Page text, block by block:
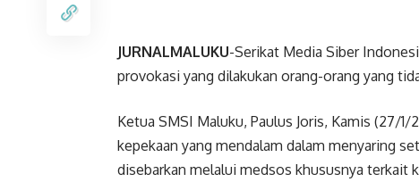
JURNALMALUKU-Serikat Media Siber
provokasi yang dilakukan orang-orang yang
Ketua SMSI Maluku, Paulus Joris, Kamis (27/
kepekaan yang mendalam dalam menyaring
disebarkan melalui medsos khususnya terkait